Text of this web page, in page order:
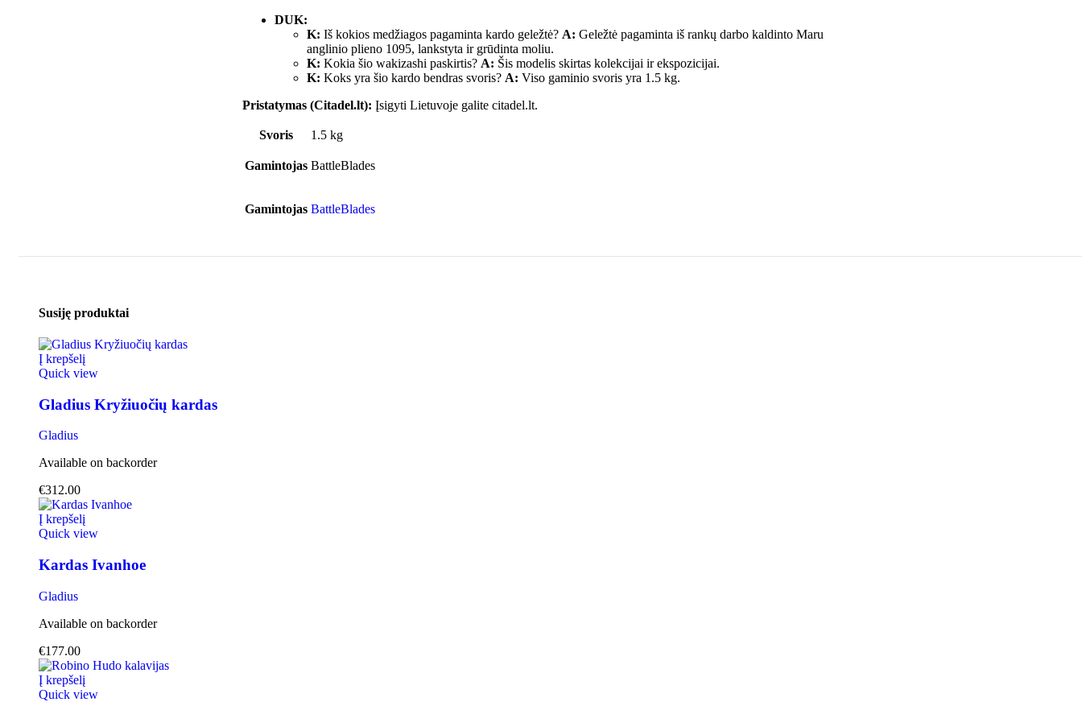
DUK:
K: Iš kokios medžiagos pagaminta kardo geležtė? A: Geležtė pagaminta iš rankų darbo kaldinto Maru
anglinio plieno 1095, lankstyta ir grūdinta moliu.
K: Kokia šio wakizashi paskirtis? A: Šis modelis skirtas kolekcijai ir ekspozicijai.
K: Koks yra šio kardo bendras svoris? A: Viso gaminio svoris yra 1.5 kg.
Pristatymas (Citadel.lt): Įsigyti Lietuvoje galite citadel.lt.
Svoris 1.5 kg
Gamintojas BattleBlades
Gamintojas BattleBlades
Susiję produktai
Į krepšelį
Quick view
Gladius Kryžiuočių kardas
Gladius
Available on backorder
€312.00
Į krepšelį
Quick view
Kardas Ivanhoe
Gladius
Available on backorder
€177.00
Į krepšelį
Quick view